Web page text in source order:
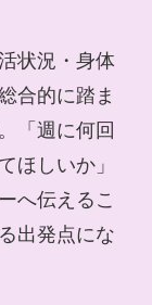
状況・身体
合的に踏ま
「週に何回
ほしいか」
へ伝えるこ
出発点にな